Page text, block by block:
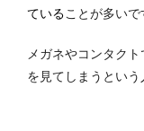
ていることが多いで
メガネやコンタク
を見てしまうという